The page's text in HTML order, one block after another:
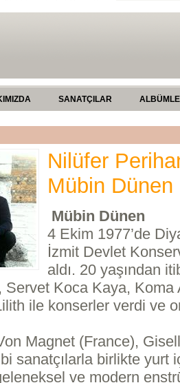
SANATÇILAR
Nilüfer
Mübin Dünen
Mübin Dünen
4 Ekim 1977’de
İzmit Devlet
aldı. 20 yaşından
Servet Koca Kaya, Koma
ile konserler verdi ve
Magnet (France),
sanatçılarla birlikte yurt
ve modern